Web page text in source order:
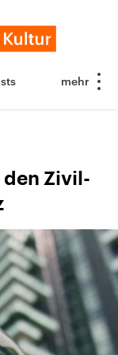
Zivil-